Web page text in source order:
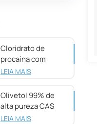
Cloridrato de
procaína com
pureza de 98%
LEIA MAIS
Olivetol 99% de
alta pureza CAS
500-66-3
LEIA MAIS